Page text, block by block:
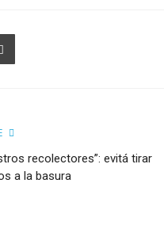
recolectores”: evitá tirar
a la basura